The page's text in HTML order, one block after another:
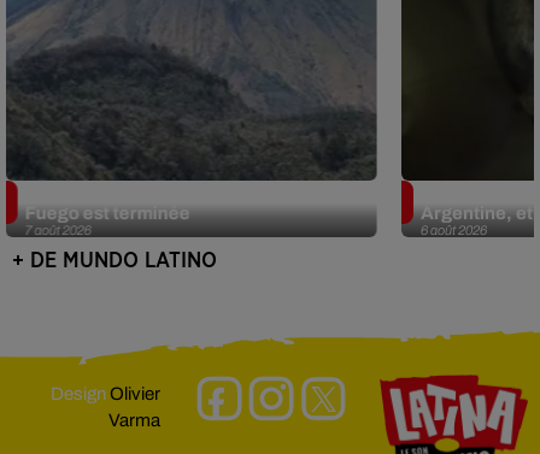
7 août 2026
Fuego est terminée
6 août 2026
Argentine, et
+ DE MUNDO LATINO
DesignOlivier
Varma